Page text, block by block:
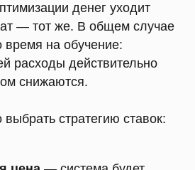
денег уходит
— тот же. В общем случае
время на обучение:
расходы действительно
снижаются.
стратегию ставок: